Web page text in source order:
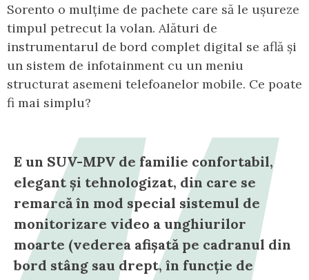
Sorento o mulțime de pachete care să le ușureze
timpul petrecut la volan. Alături de
instrumentarul de bord complet digital se află și
un sistem de infotainment cu un meniu
structurat asemeni telefoanelor mobile. Ce poate
fi mai simplu?
E un SUV-MPV de familie confortabil,
elegant și tehnologizat, din care se
remarcă în mod special sistemul de
monitorizare video a unghiurilor
moarte (vederea afișată pe cadranul din
bord stâng sau drept, în funcție de